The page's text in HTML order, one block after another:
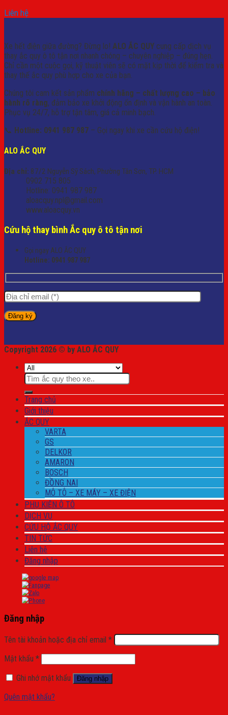
Liên hệ
Xe hết điện giữa đường? Đừng lo! ALO ẮC QUY cung cấp dịch vụ
thay ắc quy ô tô tận nơi nhanh chóng – chuyên nghiệp – đúng hẹn.
Chỉ cần một cuộc gọi, kỹ thuật viên sẽ có mặt kịp thời để kiểm tra và
thay thế ắc quy phù hợp cho xe của bạn.
Chúng tôi cam kết sản phẩm chính hãng – chất lượng cao – bảo
hành rõ ràng, đảm bảo xe khởi động ổn định và vận hành an toàn.
Phục vụ 24/7, hỗ trợ tận tâm, giá cả minh bạch.
📞 Hotline: 0941 987 987 – Gọi ngay khi xe cần cứu hộ điện!
ALO ẮC QUY
Địa chỉ: 87/2 Nguyễn Sỹ Sách, Phường Tân Sơn, TP. HCM
0902 715 805
Hotline: 0941 987 987
aloacquy.npl@gmail.com
www.aloacquy.vn
Cứu hộ thay bình Ắc quy ô tô tận nơi
Gọi ngay ALO ẮC QUY
Hotline: 0941 987 987
Copyright 2026 © by ALO ẮC QUY
Tìm
kiếm:
Trang chủ
Giới thiệu
ẮC QUY
VARTA
GS
DELKOR
AMARON
BOSCH
ĐỒNG NAI
MÔ TÔ – XE MÁY – XE ĐIỆN
PHỤ KIỆN Ô TÔ
DỊCH VỤ
CỨU HỘ ẮC QUY
TIN TỨC
Liên hệ
Đăng nhập
Đăng nhập
Tên tài khoản hoặc địa chỉ email *
Mật khẩu *
Ghi nhớ mật khẩu
Đăng nhập
Quên mật khẩu?